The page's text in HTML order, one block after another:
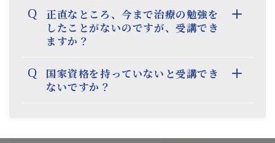
Q
正直なところ、今まで治療の勉強を
したことがないのですが、受講でき
ますか？
Q
国家資格を持っていないと受講でき
ないですか？